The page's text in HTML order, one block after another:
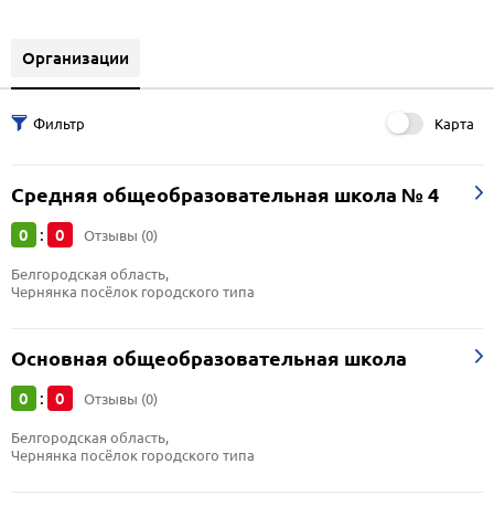
Организации
Карта
Средняя общеобразовательная школа № 4
0 : 0 Отзывы (0)
Белгородская область,
Чернянка посёлок городского типа
Основная общеобразовательная школа
0 : 0 Отзывы (0)
Белгородская область,
Чернянка посёлок городского типа